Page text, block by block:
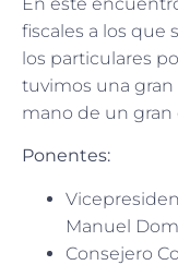
fiscales a los que
los particulares
tuvimos una
mano de un
Ponentes:
Manuel
Consejero